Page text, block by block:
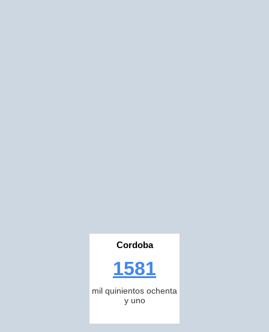
Cordoba
1581
mil quinientos ochenta
y uno